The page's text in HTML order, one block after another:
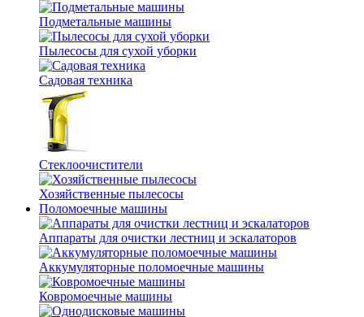
Подметальные машины
Пылесосы для сухой уборки
Садовая техника
Стеклоочистители
Хозяйственные пылесосы
Поломоечные машины
Аппараты для очистки лестниц и эскалаторов
Аккумуляторные поломоечные машины
Ковромоечные машины